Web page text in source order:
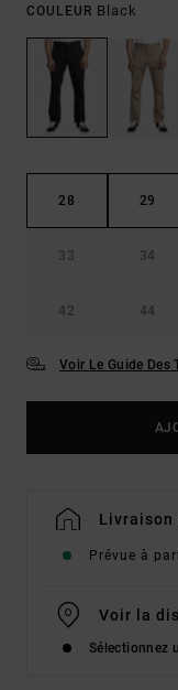
COULEUR Black
28 29
33 34
42 44
Voir Le Guide Des
Livraison
Prévue à
Voir la
Sélectionnez